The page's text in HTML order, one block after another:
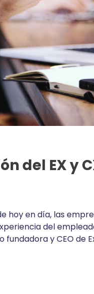
del EX y
hoy en día, las
del
fundadora y CEO de